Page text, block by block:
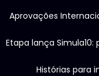
Aprovações
Etapa lança
Histórias para